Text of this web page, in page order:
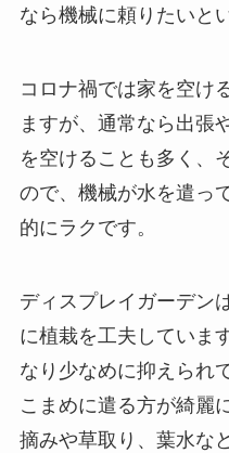
なら機械に頼りたいと
コロナ禍では家を空け
ますが、通常なら出張
を空けることも多く、
ので、機械が水を遣っ
的にラクです。
ディスプレイガーデン
に植栽を工夫していま
なり少なめに抑えられ
こまめに遣る方が綺麗
摘みや草取り、葉水な